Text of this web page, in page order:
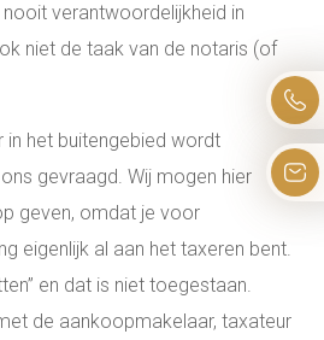
verantwoordelijkheid in
niet de taak van de notaris (of
het buitengebied wordt
gevraagd. Wij mogen hier
geven, omdat je voor
eigenlijk al aan het taxeren bent.
en dat is niet toegestaan.
de aankoopmakelaar, taxateur